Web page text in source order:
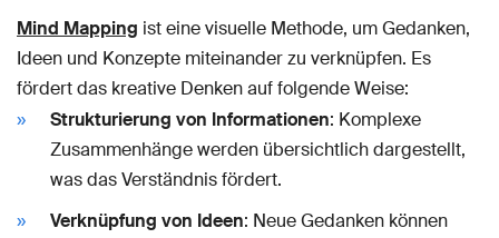
Mind Mapping ist eine visuelle Methode, um Gedanken,
Ideen und Konzepte miteinander zu verknüpfen. Es
fördert das kreative Denken auf folgende Weise:
Strukturierung von Informationen: Komplexe
Zusammenhänge werden übersichtlich dargestellt,
was das Verständnis fördert.
Verknüpfung von Ideen: Neue Gedanken können